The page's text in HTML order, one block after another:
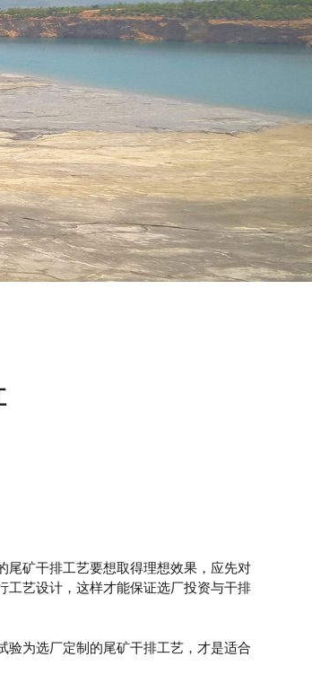
尾矿干排工艺要想取得理想效果，应先对
工艺设计，这样才能保证选厂投资与干排
验为选厂定制的尾矿干排工艺，才是适合